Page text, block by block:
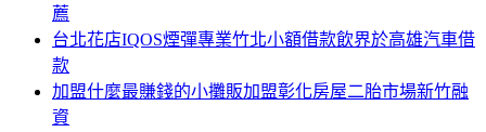
薦
台北花店IQOS煙彈專業竹北小額借款飲界於高雄汽車借
款
加盟什麼最賺錢的小攤販加盟彰化房屋二胎市場新竹融
資